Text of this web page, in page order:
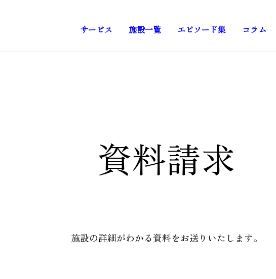
サービス 施設一覧 エピソード集 コラム
資料請求
施設の詳細がわかる資料をお送りいたします。